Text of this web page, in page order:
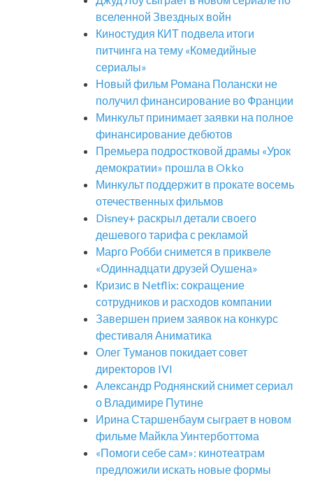
вселенной Звездных войн
Киностудия КИТ подвела итоги
питчинга на тему «Комедийные
сериалы»
Новый фильм Романа Полански не
получил финансирование во Франции
Минкульт принимает заявки на полное
финансирование дебютов
Премьера подростковой драмы «Урок
демократии» прошла в Okko
Минкульт поддержит в прокате восемь
отечественных фильмов
Disney+ раскрыл детали своего
дешевого тарифа с рекламой
Марго Робби снимется в приквеле
«Одиннадцати друзей Оушена»
Кризис в Netflix: сокращение
сотрудников и расходов компании
Завершен прием заявок на конкурс
фестиваля Аниматика
Олег Туманов покидает совет
директоров IVI
Александр Роднянский снимет сериал
о Владимире Путине
Ирина Старшенбаум сыграет в новом
фильме Майкла Уинтерботтома
«Помоги себе сам»: кинотеатрам
предложили искать новые формы